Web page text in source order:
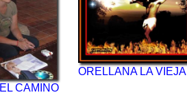
CAMINO
ORELLANA LA VIEJA